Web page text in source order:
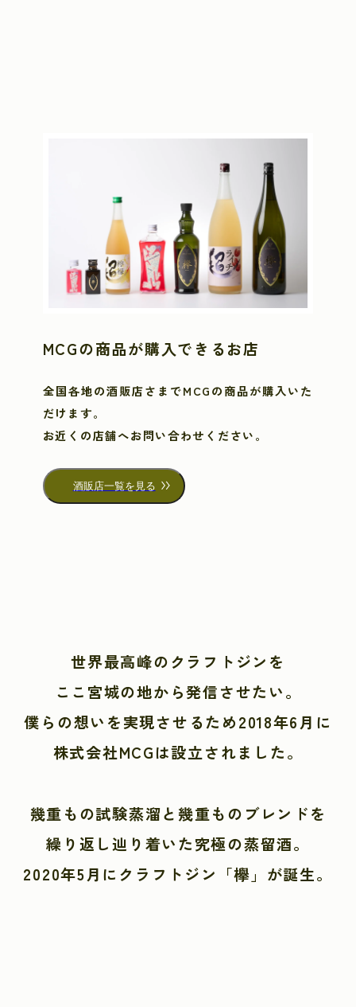
MCGの商品が購入できるお店
全国各地の酒販店さまでMCGの商品が購入いた
だけます。
お近くの店舗へお問い合わせください。
酒販店一覧を見る
世界最高峰のクラフトジンを
ここ宮城の地から発信させたい。
僕らの想いを実現させるため2018年6月に
株式会社MCGは設立されました。
幾重もの試験蒸溜と幾重ものブレンドを
繰り返し辿り着いた究極の蒸留酒。
2020年5月にクラフトジン「欅」が誕生。